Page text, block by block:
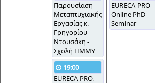
Παρουσίαση
Μεταπτυχιακής
Εργασίας κ.
Γρηγορίου
Ντουσάκη -
Σχολή ΗΜΜΥ
19:00
EURECA-PRO,
EURECA-PRO
Online PhD
Seminar